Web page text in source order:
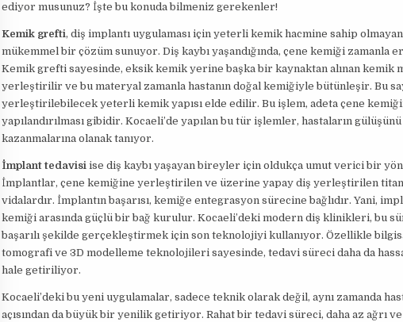
ediyor musunuz? İşte bu konuda bilmeniz gerekenler!
Kemik grefti, diş implantı uygulaması için yeterli kemik hacmine sahip
mükemmel bir çözüm sunuyor. Diş kaybı yaşandığında, çene kemiği zamanla
Kemik grefti sayesinde, eksik kemik yerine başka bir kaynaktan alınan kemik
yerleştirilir ve bu materyal zamanla hastanın doğal kemiğiyle bütünleşir. Bu
yerleştirilebilecek yeterli kemik yapısı elde edilir. Bu işlem, adeta çene
yapılandırılması gibidir. Kocaeli’de yapılan bu tür işlemler, hastaların
kazanmalarına olanak tanıyor.
İmplant tedavisiise diş kaybı yaşayan bireyler için oldukça umut verici bir
İmplantlar, çene kemiğine yerleştirilen ve üzerine yapay diş yerleştirilen
vidalardır. İmplantın başarısı, kemiğe entegrasyon sürecine bağlıdır. Yani,
kemiği arasında güçlü bir bağ kurulur. Kocaeli’deki modern diş klinikleri, bu
başarılı şekilde gerçekleştirmek için son teknolojiyi kullanıyor. Özellikle
tomografi ve 3D modelleme teknolojileri sayesinde, tedavi süreci daha da
hale getiriliyor.
Kocaeli’deki bu yeni uygulamalar, sadece teknik olarak değil, aynı zamanda
açısından da büyük bir yenilik getiriyor. Rahat bir tedavi süreci, daha az ağrı ve